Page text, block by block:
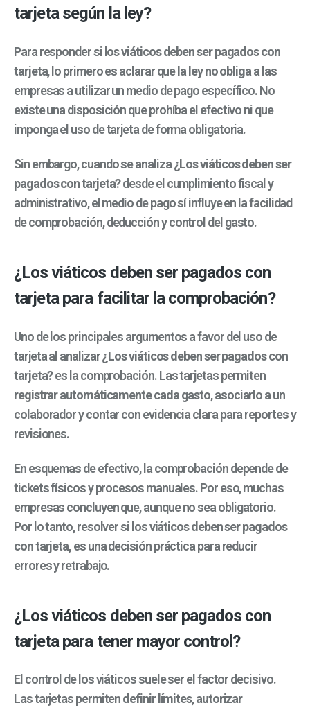
tarjeta según la ley?
Para responder si los viáticos deben ser pagados con
tarjeta, lo primero es aclarar quela ley no obligaa las
empresas a utilizar un medio de pago específico. No
existe una disposición que prohíba el efectivo ni que
imponga el uso de tarjeta de forma obligatoria.
Sin embargo, cuando se analiza¿Los viáticos deben ser
pagados con tarjeta?desde el cumplimiento fiscal y
administrativo, el medio de pago sí influye en la facilidad
de comprobación, deducción y control del gasto.
¿Los viáticos deben ser pagados con
tarjeta para facilitar la comprobación?
Uno de los principales argumentos a favor del uso de
tarjeta al analizar¿Los viáticos deben ser pagados con
tarjeta?es la comprobación. Las tarjetas permiten
registrar automáticamente cada gasto, asociarlo a un
colaborador y contar con evidencia clara para reportes y
revisiones.
En esquemas de efectivo, la comprobación depende de
tickets físicos y procesos manuales. Por eso, muchas
empresas concluyen que, aunque no sea obligatorio.
Por lo tanto, resolver si losviáticos deben ser pagados
con tarjeta,es una decisión práctica para reducir
errores y retrabajo.
¿Los viáticos deben ser pagados con
tarjeta para tener mayor control?
El control de los viáticos suele ser el factor decisivo.
Las tarjetas permitendefinir límites,autorizar